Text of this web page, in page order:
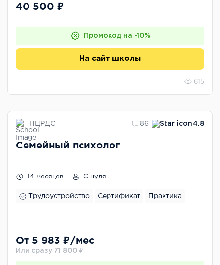
40 500 ₽
Промокод на -10%
На сайт школы
615
НЦРДО 86 4.8
Семейный психолог
14 месяцев С нуля
Трудоустройство Сертификат Практика
От 5 983 ₽/мес
Или сразу 71 800 ₽